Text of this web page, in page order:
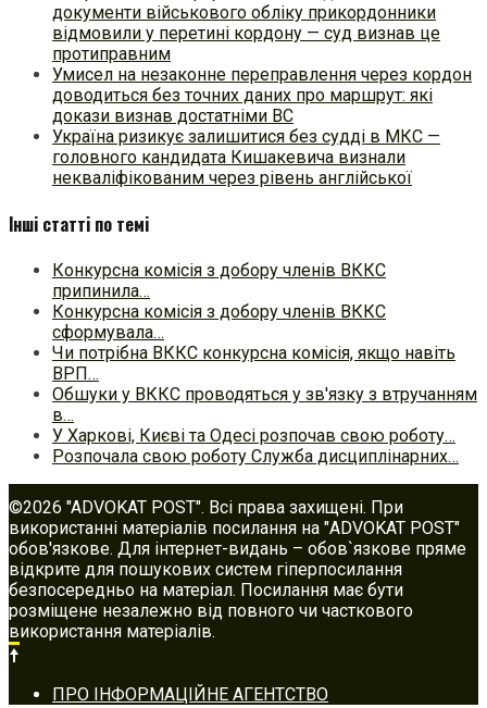
документи військового обліку прикордонники
відмовили у перетині кордону — суд визнав це
протиправним
Умисел на незаконне переправлення через кордон
доводиться без точних даних про маршрут: які
докази визнав достатніми ВС
Україна ризикує залишитися без судді в МКС —
головного кандидата Кишакевича визнали
некваліфікованим через рівень англійської
Інші статті по темі
Конкурсна комісія з добору членів ВККС
припинила…
Конкурсна комісія з добору членів ВККС
сформувала…
Чи потрібна ВККС конкурсна комісія, якщо навіть
ВРП…
Обшуки у ВККС проводяться у зв'язку з втручанням
в…
У Харкові, Києві та Одесі розпочав свою роботу…
Розпочала свою роботу Служба дисциплінарних…
©2026 "ADVOKAT POST". Всі права захищені. При
використанні матеріалів посилання на "ADVOKAT POST"
обов'язкове. Для інтернет-видань – обов`язкове пряме
відкрите для пошукових систем гіперпосилання
безпосередньо на матеріал. Посилання має бути
розміщене незалежно від повного чи часткового
використання матеріалів.
Footer
ПРО ІНФОРМАЦІЙНЕ АГЕНТСТВО